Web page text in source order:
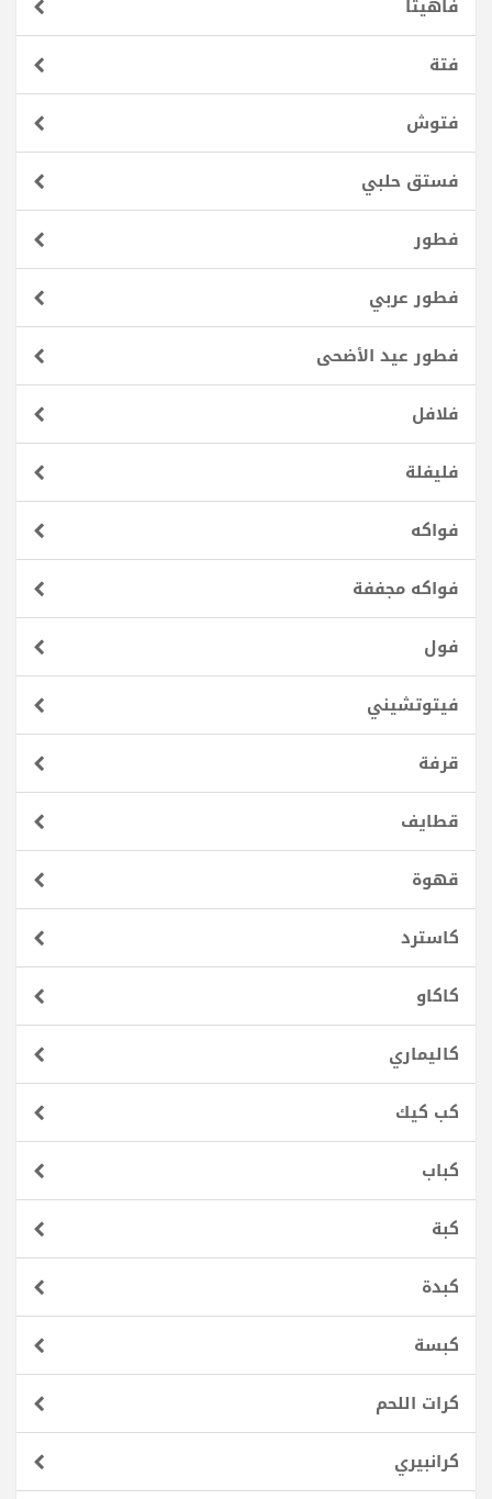
فاهيتا
فتة
فتوش
فستق حلبي
فطور
فطور عربي
فطور عيد الأضحى
فلافل
فليفلة
فواكه
فواكه مجففة
فول
فيتوتشيني
قرفة
قطايف
قهوة
كاسترد
كاكاو
كاليماري
كب كيك
كباب
كبة
كبدة
كبسة
كرات اللحم
كرانبيري